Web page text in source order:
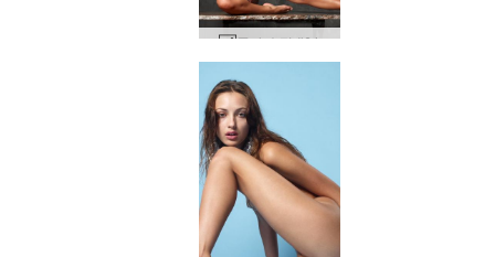
줄라 수평 #64